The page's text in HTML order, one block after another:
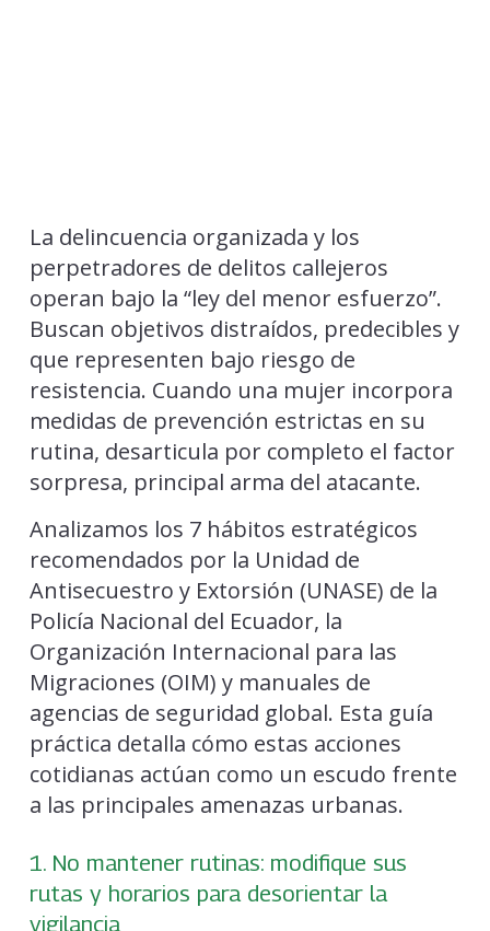
La delincuencia organizada y los
perpetradores de delitos callejeros
operan bajo la “ley del menor esfuerzo”.
Buscan objetivos distraídos, predecibles y
que representen bajo riesgo de
resistencia. Cuando una mujer incorpora
medidas de prevención estrictas en su
rutina, desarticula por completo el factor
sorpresa, principal arma del atacante.
Analizamos los 7 hábitos estratégicos
recomendados por la Unidad de
Antisecuestro y Extorsión (UNASE) de la
Policía Nacional del Ecuador, la
Organización Internacional para las
Migraciones (OIM) y manuales de
agencias de seguridad global. Esta guía
práctica detalla cómo estas acciones
cotidianas actúan como un escudo frente
a las principales amenazas urbanas.
1. No mantener rutinas: modifique sus
rutas y horarios para desorientar la
vigilancia